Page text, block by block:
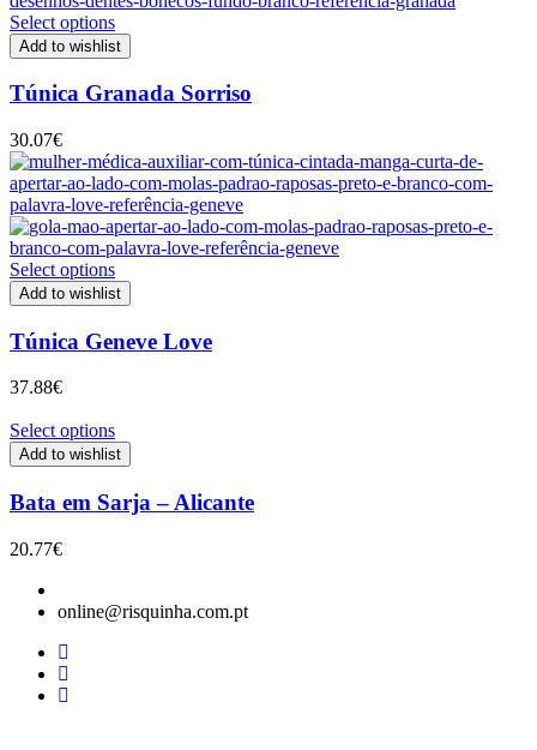
Select options
Add to wishlist
Túnica Granada Sorriso
30.07€
Select options
Add to wishlist
Túnica Geneve Love
37.88€
Select options
Add to wishlist
Bata em Sarja – Alicante
20.77€
online@risquinha.com.pt